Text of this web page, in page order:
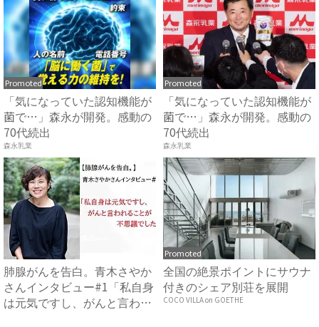
Promoted
「気になっていた認知機能が
菌で…」森永が開発。感動の
70代続出
森永乳業
Promoted
「気になっていた認知機能が
菌で…」森永が開発。感動の
70代続出
森永乳業
肺腺がんを告白。青木さやか
さんインタビュー#1「私自身
は元気ですし、がんと言わ
Promoted
全国の絶景ポイントにサウナ
付きのシェア別荘を展開
COCO VILLA on GOETHE